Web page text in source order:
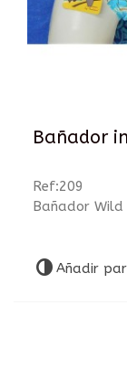
Bañador
Ref:209
Bañador
Añadir